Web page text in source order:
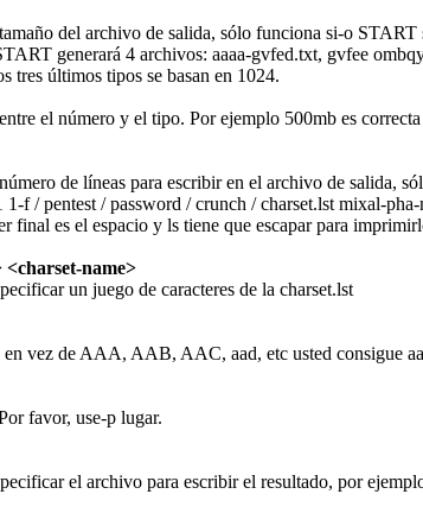
del archivo de salida, sólo funciona si-o
generará 4 archivos: aaaa-gvfed.txt, gvfee
tres últimos tipos se basan en 1024.
el número y el tipo. Por ejemplo 500mb es
de líneas para escribir en el archivo de salida,
f / pentest / password / crunch / charset.lst mixal-
final es el espacio y ls tiene que escapar para
name>
un juego de caracteres de la charset.lst
en vez de AAA, AAB, AAC, aad, etc usted consigue
favor, use-p lugar.
el archivo para escribir el resultado, por